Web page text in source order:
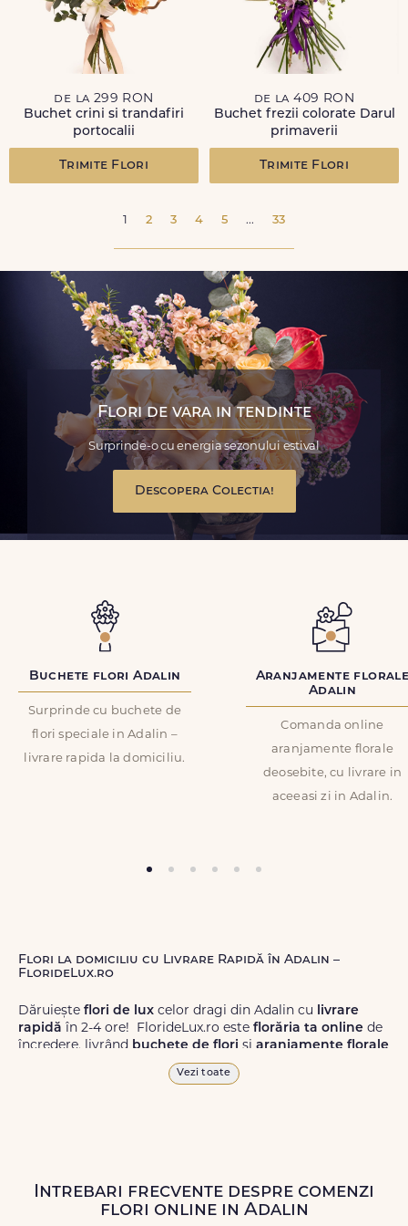
de la 299 RON
Buchet crini si trandafiri
portocalii
Trimite Flori
de la 409 RON
Buchet frezii colorate Darul
primaverii
Trimite Flori
1 2 3 4 5 ... 33
Flori de vara in tendinte
Surprinde-o cu energia sezonului estival
Descopera Colectia!
Buchete flori Adalin
Surprinde cu buchete de
flori speciale in Adalin –
livrare rapida la domiciliu.
Aranjamente
Adalin
Comanda online
aranjamente florale
deosebite, cu livrare in
aceeasi zi in Adalin.
Flori la domiciliu cu Livrare Rapidă în Adalin –
FlorideLux.ro
Dăruiește flori de lux celor dragi din Adalin cu livrare
rapidă în 2-4 ore! FlorideLux.ro este florăria ta online de
încredere, livrând buchete de flori și aranjamente florale
de calitate superioară în Adalin și în toată România.
Livrăm buchete de florichiar și în weekend, pentru ca tu
să poți adresa un gest frumos atunci când ai nevoie.
Vezi toate
Intrebari frecvente despre comenzi
flori online in Adalin